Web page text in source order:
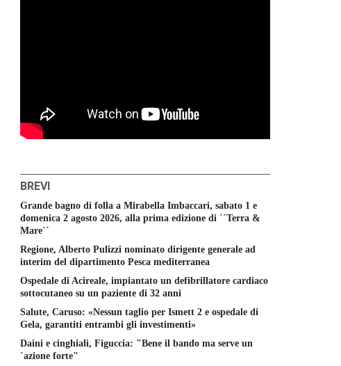
BREVI
Grande bagno di folla a Mirabella Imbaccari, sabato 1 e
domenica 2 agosto 2026, alla prima edizione di ´´Terra &
Mare´´
Regione, Alberto Pulizzi nominato dirigente generale ad
interim del dipartimento Pesca mediterranea
Ospedale di Acireale, impiantato un defibrillatore cardiaco
sottocutaneo su un paziente di 32 anni
Salute, Caruso: «Nessun taglio per Ismett 2 e ospedale di
Gela, garantiti entrambi gli investimenti»
Daini e cinghiali, Figuccia: "Bene il bando ma serve un
´azione forte"